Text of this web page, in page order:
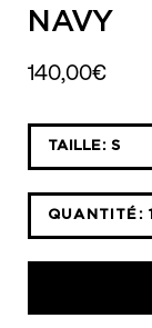
NAVY
140,00€
TAILLE: S
Sélectionnez
la
liste
déroulante
des
QUANTITÉ: 1